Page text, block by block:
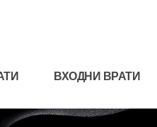
ВХОДНИ ВРАТИ